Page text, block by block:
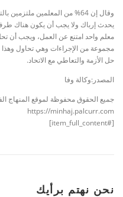
وقال إن 64% من المعلمين
يحدث إرباك ولا يجب أن يكون هناك
معلم واحد امتنع عن العمل، ويجب أن
مجموعة من الإجراءات وهي تحاول
حل الأزمة والتعاطي مع الاتحاد.
المصدر:وكالة وفا
جميع الحقوق محفوظة لموقع المنهاج
https://minhaj.palcurr.com
[#item_full_content]
نحن نهتم برأيك